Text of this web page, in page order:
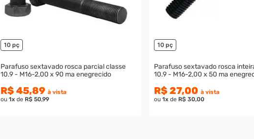
10 pç
Parafuso sextavado rosca parcial classe
10.9 - M16-2,00 x 90 ma enegrecido
R$ 45,89 à vista
ou 1xde R$ 50,99
10 pç
Parafuso sextavado rosca
10.9 - M16-2,00 x 50 ma
R$ 27,00 à vista
ou 1xde R$ 30,00